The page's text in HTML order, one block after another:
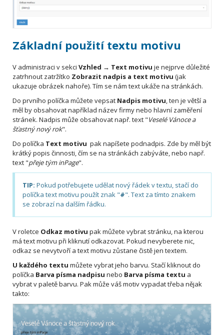
Základní použití textu motivu
V administraci v sekci Vzhled → Text motivu je nejprve důležité
zatrhnout zatržítko Zobrazit nadpis a text motivu (jak
ukazuje obrázek nahoře). Tím se nám text ukáže na stránkách.
Do prvního políčka můžete vepsat Nadpis motivu, ten je větší a
měl by obsahovat například název firmy nebo hlavní zaměření
stránek. Nadpis může obsahovat např. text "Veselé Vánoce a
šťastný nový rok".
Do políčka Text motivu pak napíšete podnadpis. Zde by měl být
krátký popis činnosti, čím se na stránkách zabýváte, nebo např.
text "přeje tým inPage".
TIP: Pokud potřebujete udělat nový řádek v textu, stačí do
políčka text motivu použít znak "#". Text za tímto znakem
se zobrazí na dalším řádku.
V roletce Odkaz motivu pak můžete vybrat stránku, na kterou
má text motivu při kliknutí odkazovat. Pokud nevyberete nic,
odkaz se nevytvoří a text motivu zůstane čistě jen textem.
U každého textu můžete vybrat jeho barvu. Stačí kliknout do
políčka Barva písma nadpisu nebo Barva písma textu a
vybrat v paletě barvu. Pak může váš motiv vypadat třeba nějak
takto: